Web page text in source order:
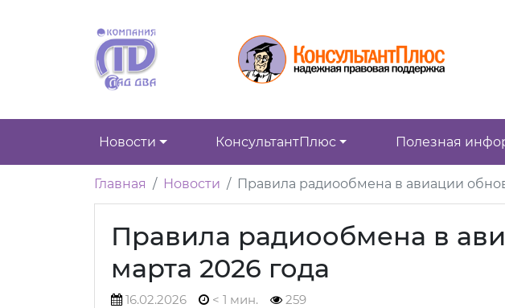
Новости КонсультантПлюс Полезная
Главная Новости Правила радиообмена в авиации
Правила радиообмена в
марта 2026 года
16.02.2026 < 1 мин. 259